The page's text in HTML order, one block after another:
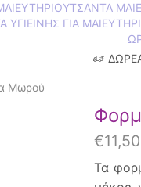
ΤΣΑΝΤΑ
ΥΓΙΕΙΝΗΣ ΓΙΑ
Μωρού
€11,50
Τα